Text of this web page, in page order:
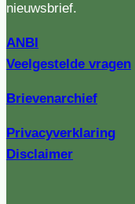
nieuwsbrief.
ANBI
Veelgestelde vragen
Brievenarchief
Privacyverklaring
Disclaimer